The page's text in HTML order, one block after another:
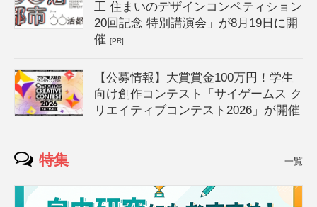
工 住まいのデザインコンペティション
20回記念 特別講演会」が8月19日に開
催[PR]
【公募情報】大賞賞金100万円！学生
向け創作コンテスト「サイゲームス ク
リエイティブコンテスト2026」が開催
特集 一覧